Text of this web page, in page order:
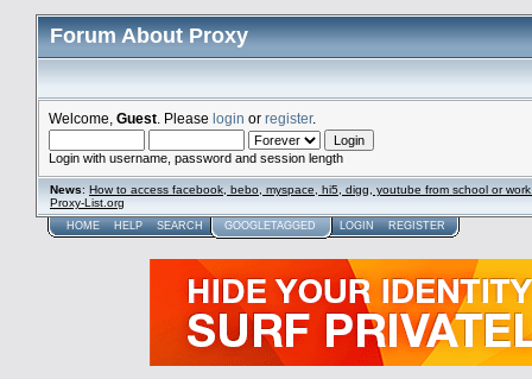
Forum About Proxy
Welcome, Guest . Please login or register.
Login with username, password and session length
News: How to access facebook, bebo, myspace, hi5, digg, youtube from school or
Proxy-List.org
HOME HELP SEARCH GOOGLETAGGED LOGIN REGISTER